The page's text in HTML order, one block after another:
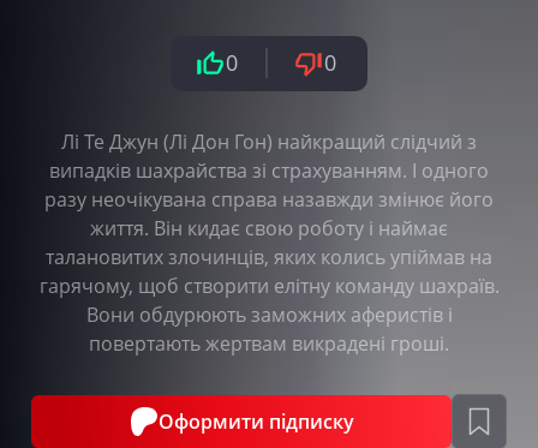
0 0
Лі Те Джун (Лі Дон Гон) найкращий слідчий з
випадків шахрайства зі страхуванням. І одного
разу неочікувана справа назавжди змінює його
життя. Він кидає свою роботу і наймає
талановитих злочинців, яких колись упіймав на
гарячому, щоб створити елітну команду шахраїв.
Вони обдурюють заможних аферистів і
повертають жертвам викрадені гроші.
Оформити підписку